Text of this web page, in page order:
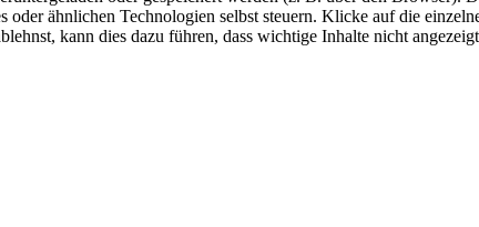
ähnlichen Technologien selbst steuern. Klicke auf die
kann dies dazu führen, dass wichtige Inhalte nicht